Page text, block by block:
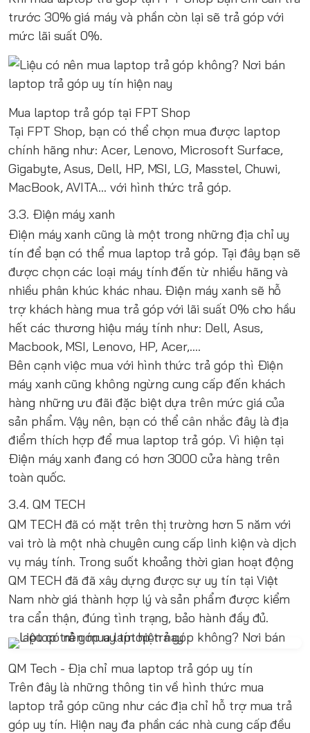
trước 30% giá máy và phần còn lại sẽ trả góp với
mức lãi suất 0%.
Mua laptop trả góp tại FPT Shop
Tại FPT Shop, bạn có thể chọn mua được laptop
chính hãng như: Acer, Lenovo, Microsoft Surface,
Gigabyte, Asus, Dell, HP, MSI, LG, Masstel, Chuwi,
MacBook, AVITA… với hình thức trả góp.
3.3. Điện máy xanh
Điện máy xanh cũng là một trong những địa chỉ uy
tín để bạn có thể mua laptop trả góp. Tại đây bạn sẽ
được chọn các loại máy tính đến từ nhiều hãng và
nhiều phân khúc khác nhau. Điện máy xanh sẽ hỗ
trợ khách hàng mua trả góp với lãi suất 0% cho hầu
hết các thương hiệu máy tính như: Dell, Asus,
Macbook, MSI, Lenovo, HP, Acer,....
Bên cạnh việc mua với hình thức trả góp thì Điện
máy xanh cũng không ngừng cung cấp đến khách
hàng những ưu đãi đặc biệt dựa trên mức giá của
sản phẩm. Vậy nên, bạn có thể cân nhắc đây là địa
điểm thích hợp để mua laptop trả góp. Vì hiện tại
Điện máy xanh đang có hơn 3000 cửa hàng trên
toàn quốc.
3.4. QM TECH
QM TECH đã có mặt trên thị trường hơn 5 năm với
vai trò là một nhà chuyên cung cấp linh kiện và dịch
vụ máy tính. Trong suốt khoảng thời gian hoạt động
QM TECH đã đã xây dựng được sự uy tín tại Việt
Nam nhờ giá thành hợp lý và sản phẩm được kiểm
tra cẩn thận, đúng tình trạng, bảo hành đầy đủ.
QM Tech - Địa chỉ mua laptop trả góp uy tín
Trên đây là những thông tin về hình thức mua
laptop trả góp cũng như các địa chỉ hỗ trợ mua trả
góp uy tín. Hiện nay đa phần các nhà cung cấp đều